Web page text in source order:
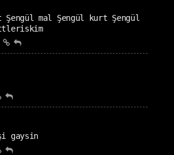
Şengül mal Şengül kurt Şengül
gaysin